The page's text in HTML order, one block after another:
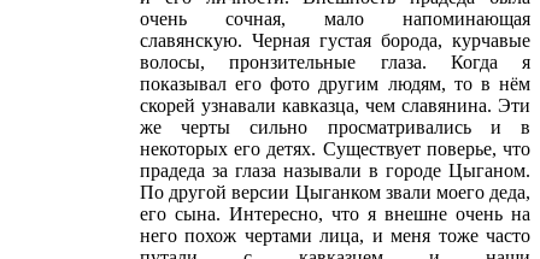
очень сочная, мало напоминающая
славянскую. Черная густая борода, курчавые
волосы, пронзительные глаза. Когда я
показывал его фото другим людям, то в нём
скорей узнавали кавказца, чем славянина. Эти
же черты сильно просматривались и в
некоторых его детях. Существует поверье, что
прадеда за глаза называли в городе Цыганом.
По другой версии Цыганком звали моего деда,
его сына. Интересно, что я внешне очень на
него похож чертами лица, и меня тоже часто